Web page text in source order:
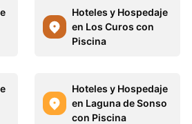
Hoteles y Hospedaje
en Los Curos con
Piscina
Hoteles y Hospedaje
en Laguna de Sonso
con Piscina